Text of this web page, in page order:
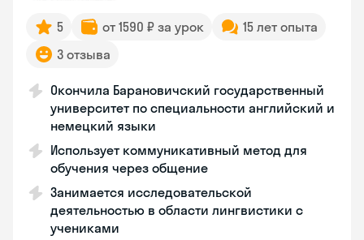
5 от 1590 ₽ за урок
15 лет опыта
3 отзыва
Окончила Барановичский государственный
университет по специальности английский и
немецкий языки
Использует коммуникативный метод для
обучения через общение
Занимается исследовательской
деятельностью в области лингвистики с
учениками